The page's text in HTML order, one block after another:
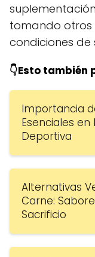
tomando otros
condiciones de
👇Esto
Importancia
Esenciales en
Deportiva
Alternativas
Carne:
Sacrificio